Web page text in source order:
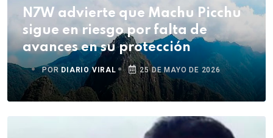
N7W advierte que Machu Picchu
sigue en riesgo por falta de
avances en su protección
POR DIARIO VIRAL 25 DE MAYO DE 2026